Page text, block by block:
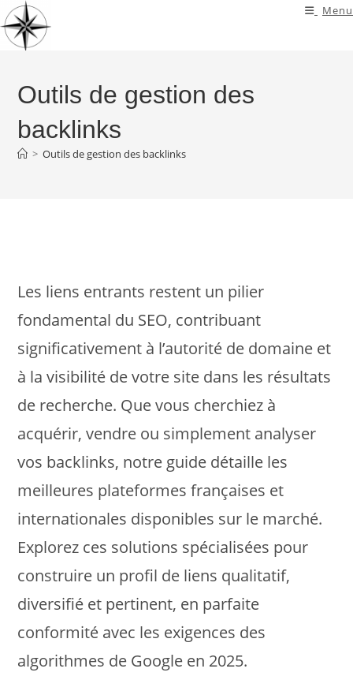
Skip
to
content
Menu
Outils de gestion des
backlinks
> Outils de gestion des backlinks
Les liens entrants restent un pilier
fondamental du SEO, contribuant
significativement à l’autorité de domaine et
à la visibilité de votre site dans les résultats
de recherche. Que vous cherchiez à
acquérir, vendre ou simplement analyser
vos backlinks, notre guide détaille les
meilleures plateformes françaises et
internationales disponibles sur le marché.
Explorez ces solutions spécialisées pour
construire un profil de liens qualitatif,
diversifié et pertinent, en parfaite
conformité avec les exigences des
algorithmes de Google en 2025.